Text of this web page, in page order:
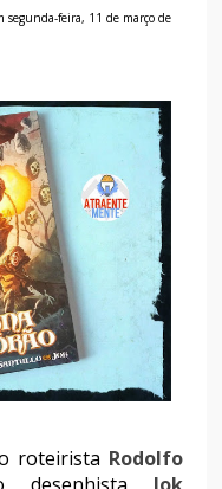
segunda-feira, 11 de março de
roteirista Rodolfo